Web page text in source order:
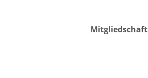
Mitgliedschaft